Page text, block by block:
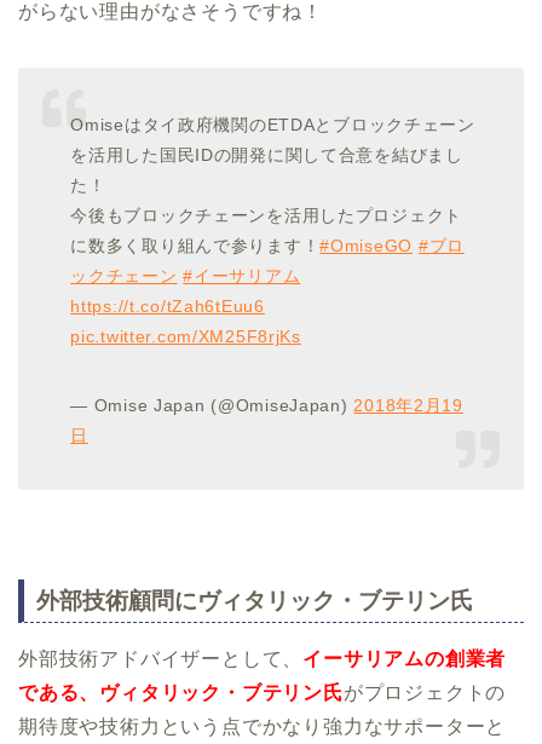
がらない理由がなさそうですね！
Omiseはタイ政府機関のETDAとブロックチェーン
を活用した国民IDの開発に関して合意を結びまし
た！
今後もブロックチェーンを活用したプロジェクト
に数多く取り組んで参ります！#OmiseGO #ブロ
ックチェーン #イーサリアム
https://t.co/tZah6tEuu6
pic.twitter.com/XM25F8rjKs
— Omise Japan (@OmiseJapan) 2018年2月19
日
外部技術顧問にヴィタリック・ブテリン氏
外部技術アドバイザーとして、 イーサリアムの創業者
である、ヴィタリック・ブテリン氏がプロジェクトの
期待度や技術力という点でかなり強力なサポーターと